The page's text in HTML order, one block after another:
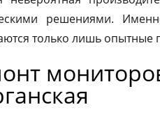
решениями.
только лишь опытные